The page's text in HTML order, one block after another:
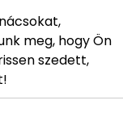
meg, hogy Ön
szedett,